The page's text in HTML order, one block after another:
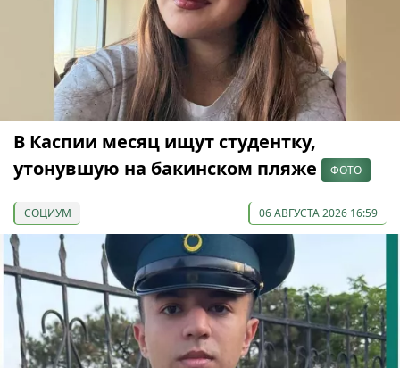
В Каспии месяц ищут студентку,
утонувшую на бакинском пляже
ФОТО
СОЦИУМ 06 АВГУСТА 2026 16:59